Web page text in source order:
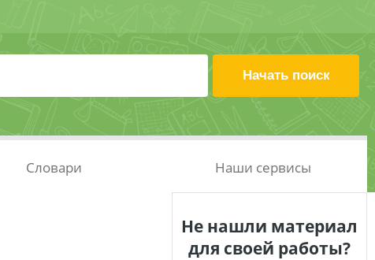
Словари Наши сервисы
Не нашли материал
для своей работы?